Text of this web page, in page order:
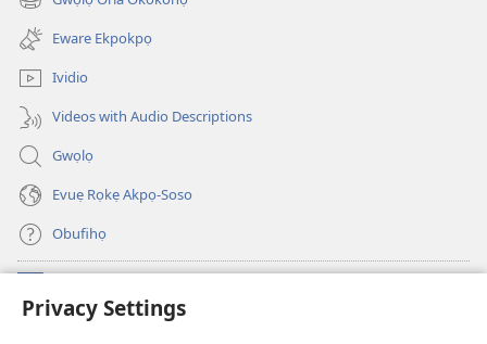
Privacy Settings
window)
(opens
new
window)
Eware Ekpokpọ
Ividio
Videos with Audio Descriptions
Gwọlọ
Evuẹ Rọkẹ Akpọ-Soso
Obufihọ
(opens
new